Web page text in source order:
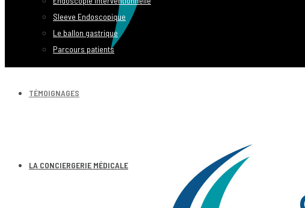
Sleeve Endoscopique
Le ballon gastrique
Parcours patients
TÉMOIGNAGES
LA CONCIERGERIE MÉDICALE